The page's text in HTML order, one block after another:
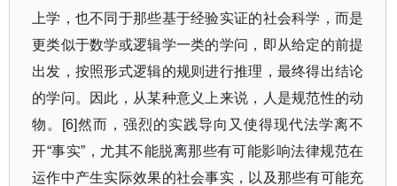
上学，也不同于那些基于经验实证的社会科学，而是
更类似于数学或逻辑学一类的学问，即从给定的前提
出发，按照形式逻辑的规则进行推理，最终得出结论
的学问。因此，从某种意义上来说，人是规范性的动
物。
[6]然而，强烈的实践导向又使得现代法学离不
开“事实” ，尤其不能脱离那些有可能影响法律规范在
运作中产生实际效果的社会事实，以及那些有可能充